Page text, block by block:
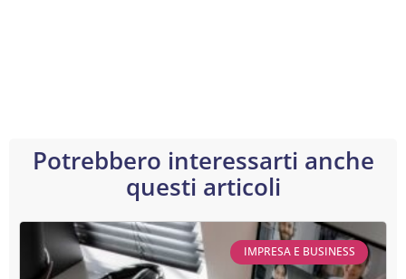
Potrebbero interessarti anche
questi articoli
IMPRESA E BUSINESS